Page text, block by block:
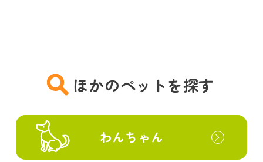
ほかのペットを探す
わんちゃん